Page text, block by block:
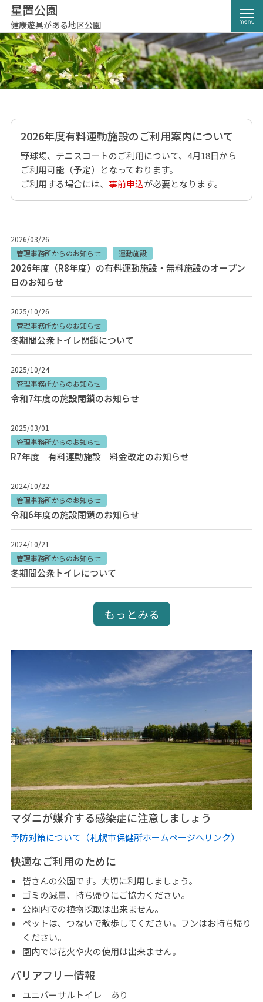
星置公園
健康遊具がある地区公園
2026年度有料運動施設のご利用案内について
野球場、テニスコートのご利用について、4月18日から
ご利用可能（予定）となっております。
ご利用する場合には、 事前申込が必要となります。
2026/03/26
管理事務所からのお知らせ
運動施設
2026年度（R8年度）の有料運動施設・無料施設のオープン
日のお知らせ
2025/10/26
管理事務所からのお知らせ
冬期間公衆トイレ閉鎖について
2025/10/24
管理事務所からのお知らせ
令和7年度の施設閉鎖のお知らせ
2025/03/01
管理事務所からのお知らせ
R7年度 有料運動施設 料金改定のお知らせ
2024/10/22
管理事務所からのお知らせ
令和6年度の施設閉鎖のお知らせ
2024/10/21
管理事務所からのお知らせ
冬期間公衆トイレについて
もっとみる
マダニが媒介する感染症に注意しましょう
予防対策について（札幌市保健所ホームページへリンク）
快適なご利用のために
皆さんの公園です。大切に利用しましょう。
ゴミの減量、持ち帰りにご協力ください。
公園内での植物採取は出来ません。
ペットは、つないで散歩してください。フンはお持ち帰り
ください。
園内では花火や火の使用は出来ません。
バリアフリー情報
ユニバーサルトイレ あり